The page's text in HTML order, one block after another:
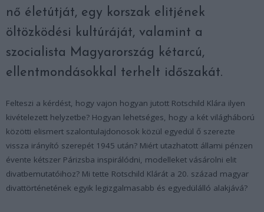
nő életútját, egy korszak elitjének
öltözködési kultúráját, valamint a
szocialista Magyarország kétarcú,
ellentmondásokkal terhelt időszakát.
Felteszi a kérdést, hogy vajon hogyan jutott Rotschild Klára ilyen
kivételezett helyzetbe? Hogyan lehetséges, hogy a két világháború
közötti elismert szalontulajdonosok közül egyedül ő szerezte
vissza irányító szerepét 1945 után? Miért utazhatott állami pénzen
évente kétszer Párizsba inspirálódni, modelleket vásárolni elit
divatbemutatóihoz? Mi tette Rotschild Klárát a 20. század magyar
divattörténetének egyik legizgalmasabb és egyedülálló alakjává?